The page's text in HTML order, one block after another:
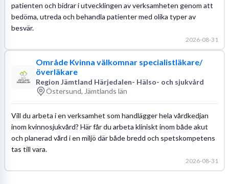
patienten och bidrar i utvecklingen av verksamheten genom att
bedöma, utreda och behandla patienter med olika typer av
besvär.
2026-08-31
Område Kvinna välkomnar specialistläkare/
överläkare
Region Jämtland Härjedalen- Hälso- och sjukvård
Östersund, Jämtlands län
Vill du arbeta i en verksamhet som handlägger hela vårdkedjan
inom kvinnosjukvård? Här får du arbeta kliniskt inom både akut
och planerad vård i en miljö där både bredd och spetskompetens
tas till vara.
2026-08-31